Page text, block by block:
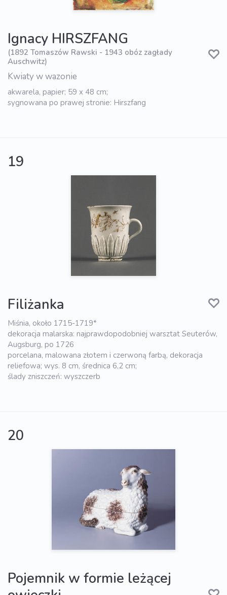
Ignacy HIRSZFANG
(1892 Tomaszów Rawski - 1943 obóz zagłady
Auschwitz)
Kwiaty w wazonie
akwarela, papier; 59 x 48 cm;
sygnowana po prawej stronie: Hirszfang
19
Filiżanka
Miśnia, około 1715-1719*
dekoracja malarska: najprawdopodobniej warsztat Seuterów,
Augsburg, po 1726
porcelana, malowana złotem i czerwoną farbą, dekoracja
reliefowa; wys. 8 cm, średnica 6,2 cm;
ślady zniszczeń: wyszczerb
20
Pojemnik w formie leżącej